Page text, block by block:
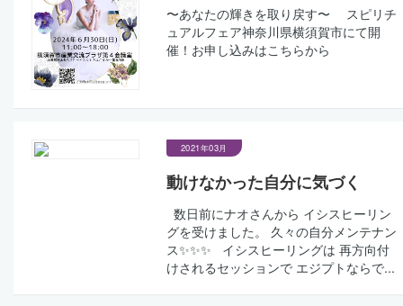
〜あなたの輝きを取り戻す〜 スピリチ
ュアルフェア神奈川県横須賀市にて開
催！お申し込みはこちらから
2021年03月
動けなかった自分に気づく
数日前にナオさんから イシスヒーリン
グを受けました。 久々の自分メンテナン
ス✨✨✨ イシスヒーリングは 再方向付
けされるセッションで エジプトならで...